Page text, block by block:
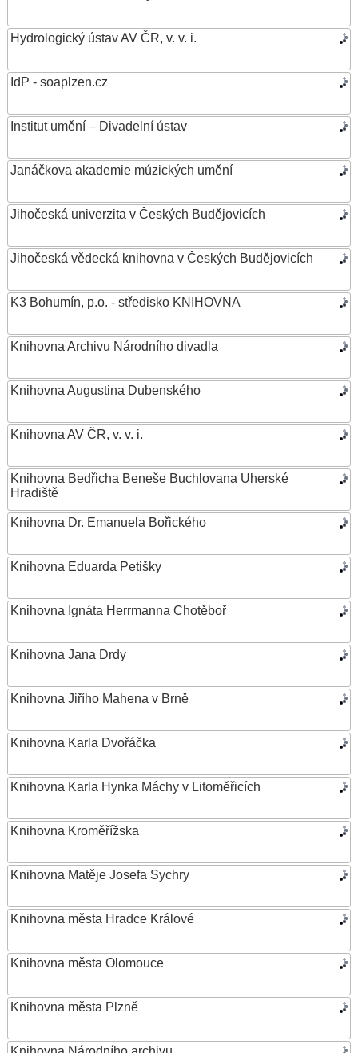
Hydrologický ústav AV ČR, v. v. i.
IdP - soaplzen.cz
Institut umění – Divadelní ústav
Janáčkova akademie múzických umění
Jihočeská univerzita v Českých Budějovicích
Jihočeská vědecká knihovna v Českých Budějovicích
K3 Bohumín, p.o. - středisko KNIHOVNA
Knihovna Archivu Národního divadla
Knihovna Augustina Dubenského
Knihovna AV ČR, v. v. i.
Knihovna Bedřicha Beneše Buchlovana Uherské
Hradiště
Knihovna Dr. Emanuela Bořického
Knihovna Eduarda Petišky
Knihovna Ignáta Herrmanna Chotěboř
Knihovna Jana Drdy
Knihovna Jiřího Mahena v Brně
Knihovna Karla Dvořáčka
Knihovna Karla Hynka Máchy v Litoměřicích
Knihovna Kroměřížska
Knihovna Matěje Josefa Sychry
Knihovna města Hradce Králové
Knihovna města Olomouce
Knihovna města Plzně